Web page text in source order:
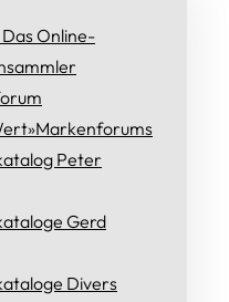
Online-
Peter
Gerd
Divers